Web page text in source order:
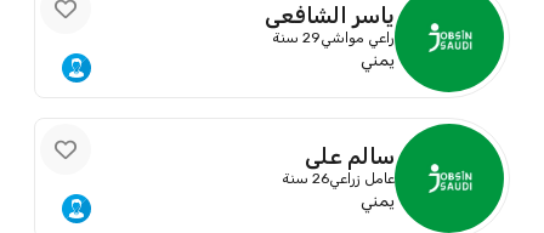
ياسر الشافعي
راعي مواشي29 سنة
يمني
سالم علي
عامل زراعي26 سنة
يمني